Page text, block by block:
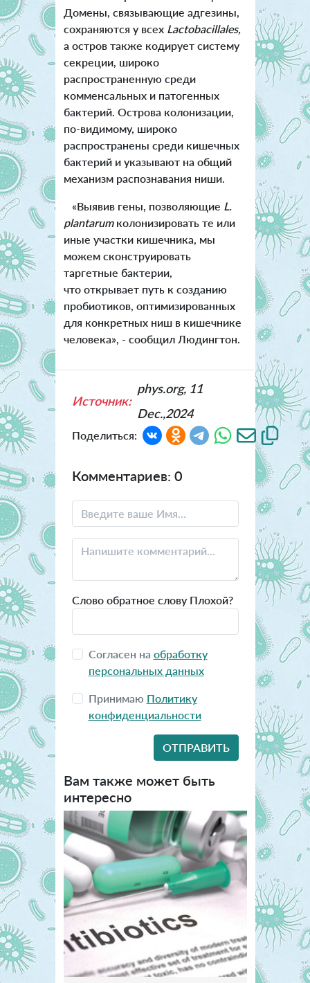
Домены, связывающие адгезины,
сохраняются у всех Lactobacillales,
а остров также кодирует систему
секреции, широко
распространенную среди
комменсальных и патогенных
бактерий. Острова колонизации,
по-видимому, широко
распространены среди кишечных
бактерий и указывают на общий
механизм распознавания ниши.
«Выявив гены, позволяющие L.
plantarum колонизировать те или
иные участки кишечника, мы
можем сконструировать
таргетные бактерии,
что открывает путь к созданию
пробиотиков, оптимизированных
для конкретных ниш в кишечнике
человека», - сообщил Людингтон.
Источник:
phys.org, 11
Dec.,2024
Поделиться:
Комментариев: 0
Слово обратное слову Плохой?
Согласен на обработку
персональных данных
Принимаю Политику
конфиденциальности
Вам также может быть
интересно